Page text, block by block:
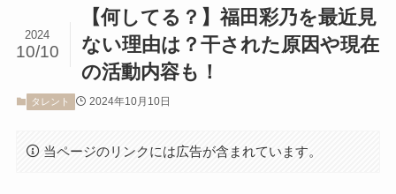
【何してる？】福田彩乃を最近見
ない理由は？干された原因や現在
の活動内容も！
2024
10/10
タレント 2024年10月10日
当ページのリンクには広告が含まれています。